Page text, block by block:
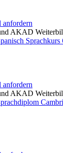
anfordern
AKAD
Sprachkurs
anfordern
AKAD